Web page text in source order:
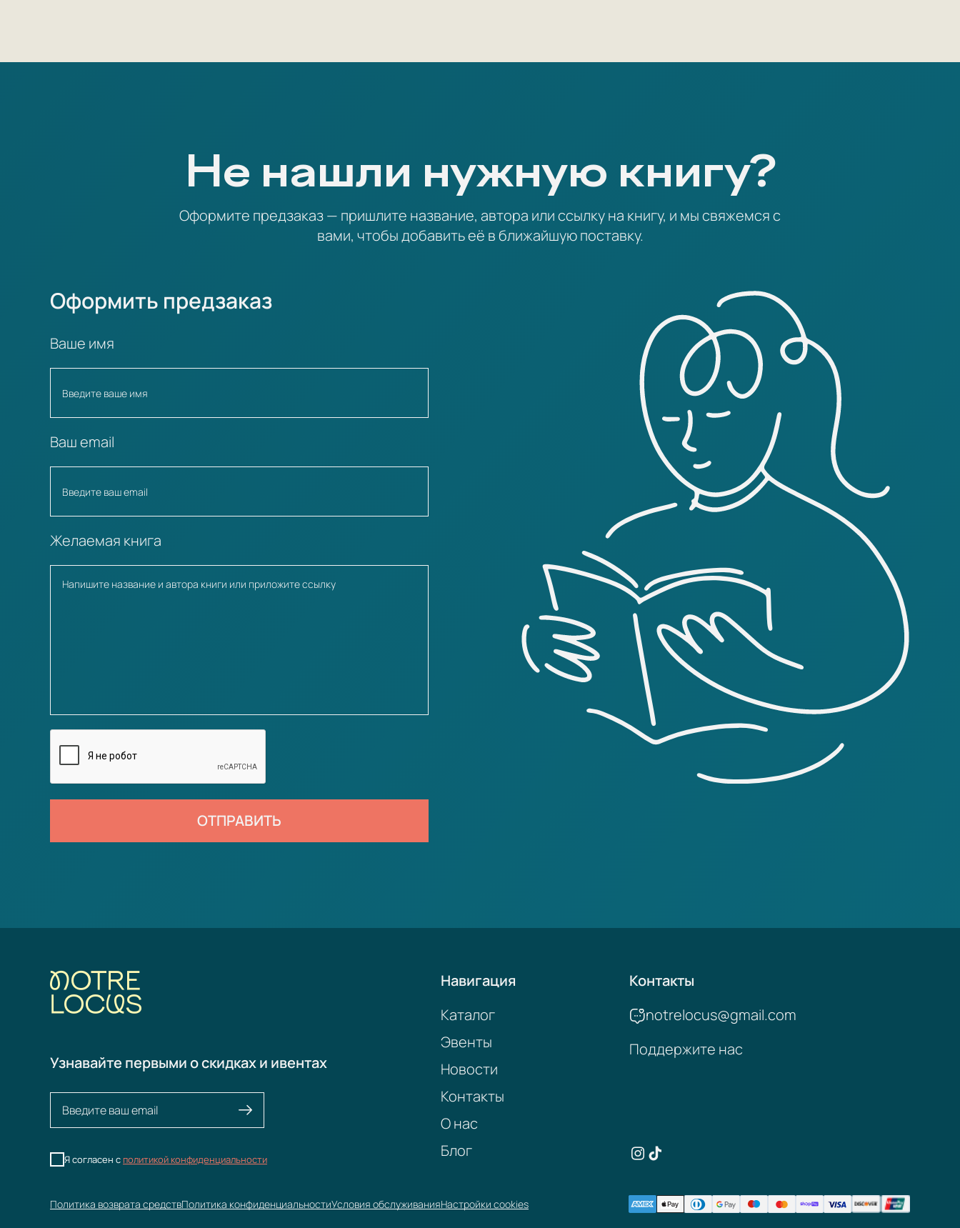
Не нашли нужную книгу?
Оформите предзаказ — пришлите название, автора или ссылку на книгу, и мы свяжемся с
вами, чтобы добавить её в ближайшую поставку.
Оформить предзаказ
Ваше имя
Ваш email
Желаемая книга
ОТПРАВИТЬ
Узнавайте первыми о скидках и ивентах
Я согласен с политикой конфиденциальности
Навигация
Каталог
Эвенты
Новости
Контакты
О нас
Блог
Контакты
notrelocus@gmail.com
Поддержите нас
Политика возврата средствПолитика конфиденциальностиУсловия обслуживанияНастройки cookies